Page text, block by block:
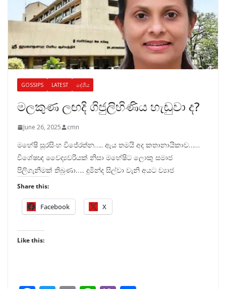
GOSSIPS LATEST දේශීය
මලකුණ ලඟදි ගිජුලිහිණිය හැඬුවා ද?
June 26, 2025 cmn
මහේෂි සූරසිංහ විජේරත්න….. ඇය තමයි අද කතානායිකාව……
විශේෂඥ වෛද්‍යවරියක් නිසා මහේෂිට ලොකු සමාජ
පිලිගැනීමක් තිබුණා….. දුමින්ද සිල්වා වැනි අයට ව්‍යාජ
Share this:
Facebook X
Like this: